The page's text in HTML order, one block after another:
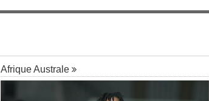
Afrique Australe
7
Général bandit »